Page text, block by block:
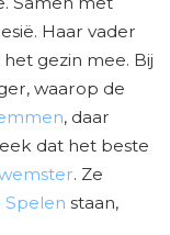
Haar vader
gezin mee. Bij
waarop de
, daar
dat het beste
. Ze
Spelen staan,